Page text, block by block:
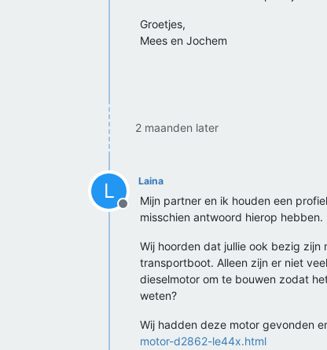
Groetjes,
Mees en Jochem
2 maanden later
L
Offline
Laina
Mijn partner en ik houden een
misschien antwoord hierop hebben.
Wij hoorden dat jullie ook bezig
transportboot. Alleen zijn er niet
dieselmotor om te bouwen zodat
weten?
Wij hadden deze motor gevonden
motor-d2862-le44x.html